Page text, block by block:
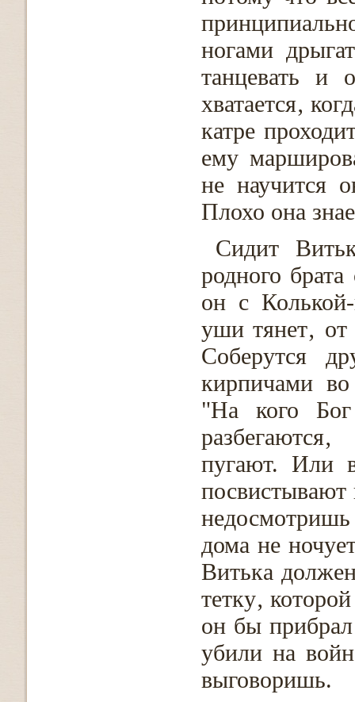
ногами
танцевать и
хватается‚
катре
ему
не научится
Плохо она
Сидит
родного
он с Колькой-
уши тянет‚
Соберутся
кирпичами
"На кого
пугают. Или
дома не
Витька
тетку‚
он бы
убили на
выговоришь.